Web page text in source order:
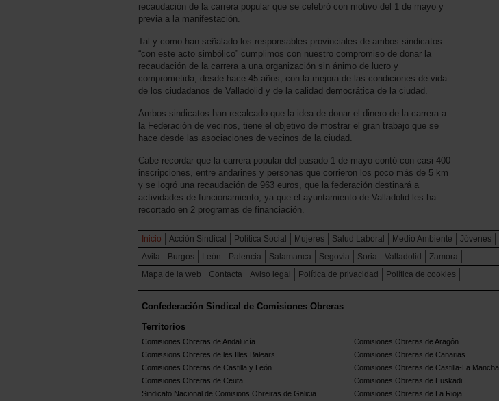
recaudación de la carrera popular que se celebró con motivo del 1 de mayo y
previa a la manifestación.
Tal y como han señalado los responsables provinciales de ambos sindicatos
“con este acto simbólico” cumplimos con nuestro compromiso de donar la
recaudación de la carrera a una organización sin ánimo de lucro y
comprometida, desde hace 45 años, con la mejora de las condiciones de vida
de los ciudadanos de Valladolid y de la calidad democrática de la ciudad.
Ambos sindicatos han recalcado que la idea de donar el dinero de la carrera a
la Federación de vecinos, tiene el objetivo de mostrar el gran trabajo que se
hace desde las asociaciones de vecinos de la ciudad.
Cabe recordar que la carrera popular del pasado 1 de mayo contó con casi 400
inscripciones, entre andarines y personas que corrieron los poco más de 5 km
y se logró una recaudación de 963 euros, que la federación destinará a
actividades de funcionamiento, ya que el ayuntamiento de Valladolid les ha
recortado en 2 programas de financiación.
Inicio Acción Sindical Política Social Mujeres Salud Laboral Medio Ambiente Jóvenes
Avila
Burgos León Palencia Salamanca Segovia Soria Valladolid
Zamora
Mapa de la web
Contacta Aviso legal Política de privacidad Política de cookies
Confederación Sindical de Comisiones Obreras
Territorios
Comisiones Obreras de Andalucía Comisiones Obreras de Aragón
Comissions Obreres de les Illes Balears
Comisiones Obreras de Canarias
Comisiones Obreras de Castilla y León
Comisiones Obreras de Castilla-La Mancha
Comisiones Obreras de Ceuta
Comisiones Obreras de Euskadi
Sindicato Nacional de Comisions Obreiras de Galicia
Comisiones Obreras de La Rioja